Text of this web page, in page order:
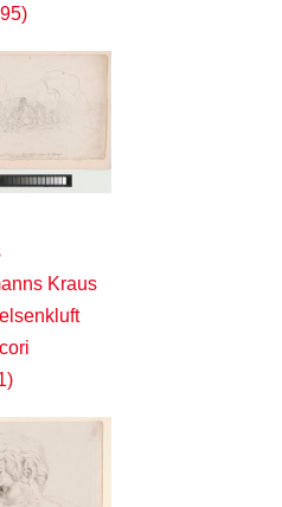
Kraus